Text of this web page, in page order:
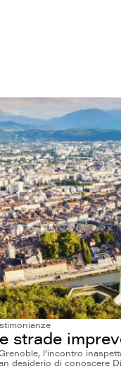
strade
l’incontro
desiderio di conoscere